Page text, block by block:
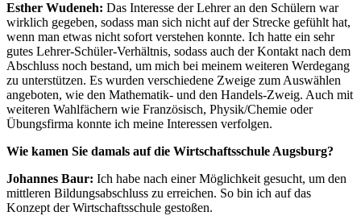
Esther Wudeneh: Das Interesse der Lehrer an den Schülern war
wirklich gegeben, sodass man sich nicht auf der Strecke gefühlt hat,
wenn man etwas nicht sofort verstehen konnte. Ich hatte ein sehr
gutes Lehrer-Schüler-Verhältnis, sodass auch der Kontakt nach dem
Abschluss noch bestand, um mich bei meinem weiteren Werdegang
zu unterstützen. Es wurden verschiedene Zweige zum Auswählen
angeboten, wie den Mathematik- und den Handels-Zweig. Auch mit
weiteren Wahlfächern wie Französisch, Physik/Chemie oder
Übungsfirma konnte ich meine Interessen verfolgen.
Wie kamen Sie damals auf die Wirtschaftsschule Augsburg?
Johannes Baur: Ich habe nach einer Möglichkeit gesucht, um den
mittleren Bildungsabschluss zu erreichen. So bin ich auf das
Konzept der Wirtschaftsschule gestoßen.